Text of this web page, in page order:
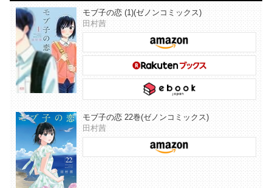
モブ子の恋 (1)(ゼノンコミックス)
田村茜
モブ子の恋 22巻(ゼノンコミックス)
田村茜